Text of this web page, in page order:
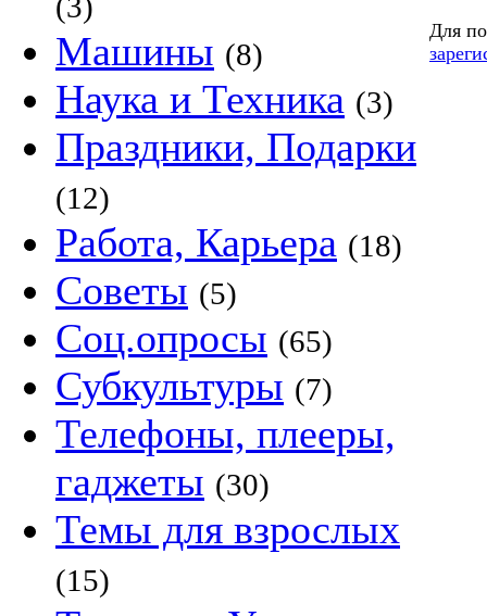
Машины (8)
Наука и Техника (3)
Праздники, Подарки
(12)
Работа, Карьера (18)
Советы (5)
Соц.опросы (65)
Субкультуры (7)
Телефоны, плееры,
гаджеты (30)
Темы для взрослых
(15)
Для